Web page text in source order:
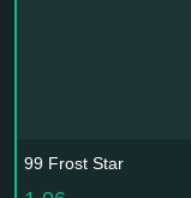
99 Frost Star